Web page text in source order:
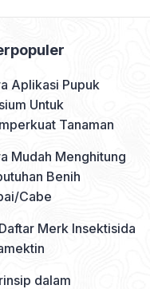
Aplikasi Pupuk
Untuk
Tanaman
Mudah Menghitung
Benih
Cabe
Merk Insektisida
dalam